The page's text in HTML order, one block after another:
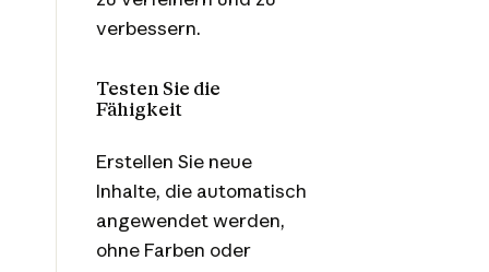
verbessern.
Testen Sie die
Fähigkeit
Erstellen Sie neue
Inhalte, die automatisch
angewendet werden,
ohne Farben oder